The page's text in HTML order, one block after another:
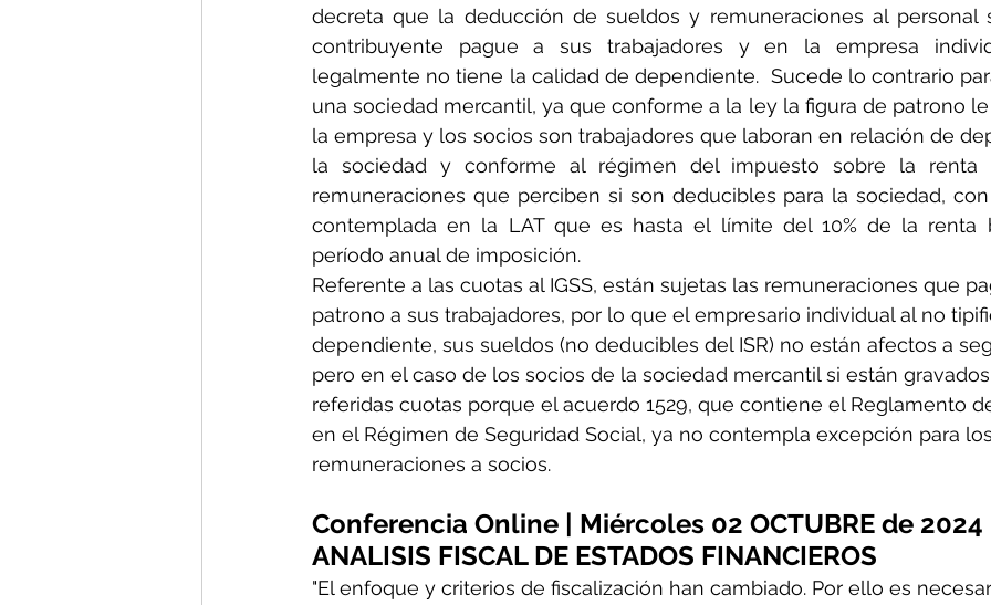
decreta que la deducción de sueldos y remuneraciones al personal
contribuyente pague a sus trabajadores y en la empresa
legalmente no tiene la calidad de dependiente.  Sucede lo contrario
una sociedad mercantil, ya que conforme a la ley la figura de patrono
la empresa y los socios son trabajadores que laboran en relación de
la sociedad y conforme al régimen del impuesto sobre la renta
remuneraciones que perciben si son deducibles para la sociedad,
contemplada en la LAT que es hasta el límite del 10% de la renta
período anual de imposición.
Referente a las cuotas al IGSS, están sujetas las remuneraciones que
patrono a sus trabajadores, por lo que el empresario individual al no
dependiente, sus sueldos (no deducibles del ISR) no están afectos a
pero en el caso de los socios de la sociedad mercantil si están
referidas cuotas porque el acuerdo 1529, que contiene el Reglamento
en el Régimen de Seguridad Social, ya no contempla excepción para
remuneraciones a socios.
Conferencia Online | Miércoles 02 OCTUBRE de 2024
ANALISIS FISCAL DE ESTADOS FINANCIEROS
"El enfoque y criterios de fiscalización han cambiado. Por ello es